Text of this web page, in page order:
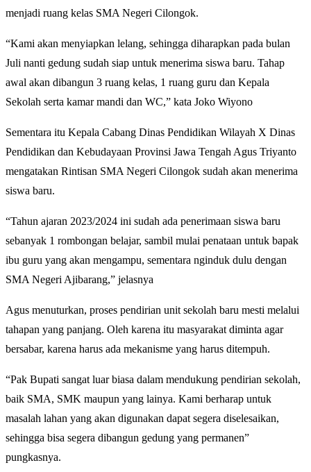
menjadi ruang kelas SMA Negeri Cilongok.
“Kami akan menyiapkan lelang, sehingga diharapkan pada bulan
Juli nanti gedung sudah siap untuk menerima siswa baru. Tahap
awal akan dibangun 3 ruang kelas, 1 ruang guru dan Kepala
Sekolah serta kamar mandi dan WC,” kata Joko Wiyono
Sementara itu Kepala Cabang Dinas Pendidikan Wilayah X Dinas
Pendidikan dan Kebudayaan Provinsi Jawa Tengah Agus Triyanto
mengatakan Rintisan SMA Negeri Cilongok sudah akan menerima
siswa baru.
“Tahun ajaran 2023/2024 ini sudah ada penerimaan siswa baru
sebanyak 1 rombongan belajar, sambil mulai penataan untuk bapak
ibu guru yang akan mengampu, sementara nginduk dulu dengan
SMA Negeri Ajibarang,” jelasnya
Agus menuturkan, proses pendirian unit sekolah baru mesti melalui
tahapan yang panjang. Oleh karena itu masyarakat diminta agar
bersabar, karena harus ada mekanisme yang harus ditempuh.
“Pak Bupati sangat luar biasa dalam mendukung pendirian sekolah,
baik SMA, SMK maupun yang lainya. Kami berharap untuk
masalah lahan yang akan digunakan dapat segera diselesaikan,
sehingga bisa segera dibangun gedung yang permanen”
pungkasnya.